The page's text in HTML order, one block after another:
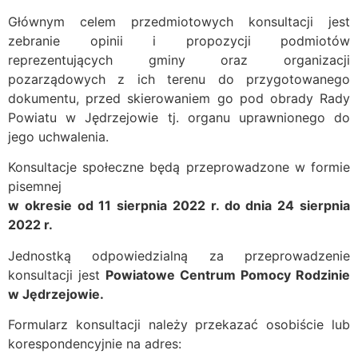
Głównym celem przedmiotowych konsultacji jest
zebranie opinii i propozycji podmiotów
reprezentujących gminy oraz organizacji
pozarządowych z ich terenu do przygotowanego
dokumentu, przed skierowaniem go pod obrady Rady
Powiatu w Jędrzejowie tj. organu uprawnionego do
jego uchwalenia.
Konsultacje społeczne będą przeprowadzone w formie
pisemnej
w okresie od 11 sierpnia 2022 r. do dnia 24 sierpnia
2022 r.
Jednostką odpowiedzialną za przeprowadzenie
konsultacji jest Powiatowe Centrum Pomocy Rodzinie
w Jędrzejowie.
Formularz konsultacji należy przekazać osobiście lub
korespondencyjnie na adres: